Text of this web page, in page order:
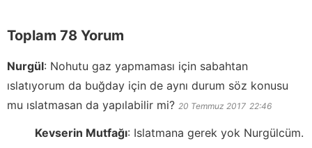
Toplam 78 Yorum
Nurgül: Nohutu gaz yapmaması için sabahtan
ıslatıyorum da buğday için de aynı durum söz konusu
mu ıslatmasan da yapılabilir mi? 20 Temmuz 2017 22:46
Kevserin Mutfağı: Islatmana gerek yok Nurgülcüm.